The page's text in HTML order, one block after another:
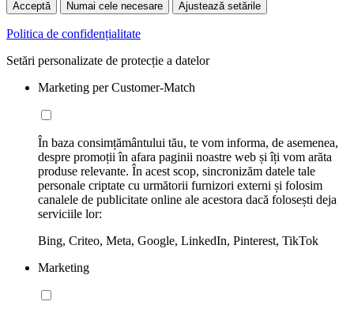
Acceptă Numai cele necesare Ajustează setările
Politica de confidențialitate
Setări personalizate de protecție a datelor
Marketing per Customer-Match
În baza consimțământului tău, te vom informa, de asemenea,
despre promoții în afara paginii noastre web și îți vom arăta
produse relevante. În acest scop, sincronizăm datele tale
personale criptate cu următorii furnizori externi și folosim
canalele de publicitate online ale acestora dacă folosești deja
serviciile lor:
Bing, Criteo, Meta, Google, LinkedIn, Pinterest, TikTok
Marketing